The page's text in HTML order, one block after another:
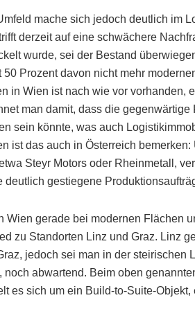
mache sich jedoch deutlich im
derzeit auf eine schwächere
wurde, sei der Bestand
Prozent davon nicht mehr
in Wien ist nach wie vor vorhanden,
man damit, dass die
sein könnte, was auch
ist das auch in Österreich
Steyr Motors oder Rheinmetall,
gestiegene
Wien gerade bei modernen Flächen
zu Standorten Linz und Graz. Linz
jedoch sei man in der steirischen
abwartend. Beim oben
es sich um ein Build-to-Suite-